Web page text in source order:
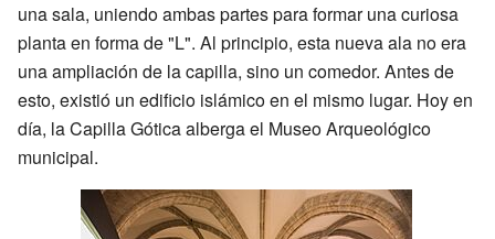
una sala, uniendo ambas partes para formar una curiosa
planta en forma de "L". Al principio, esta nueva ala no era
una ampliación de la capilla, sino un comedor. Antes de
esto, existió un edificio islámico en el mismo lugar. Hoy en
día, la Capilla Gótica alberga el Museo Arqueológico
municipal.